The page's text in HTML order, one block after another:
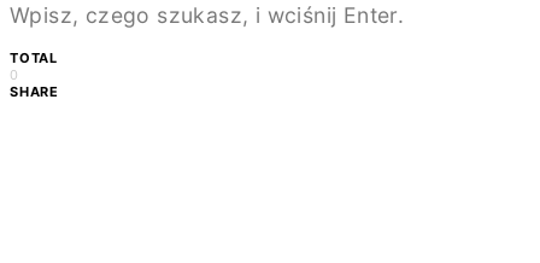
Wpisz, czego szukasz, i wciśnij Enter.
TOTAL
0
SHARE